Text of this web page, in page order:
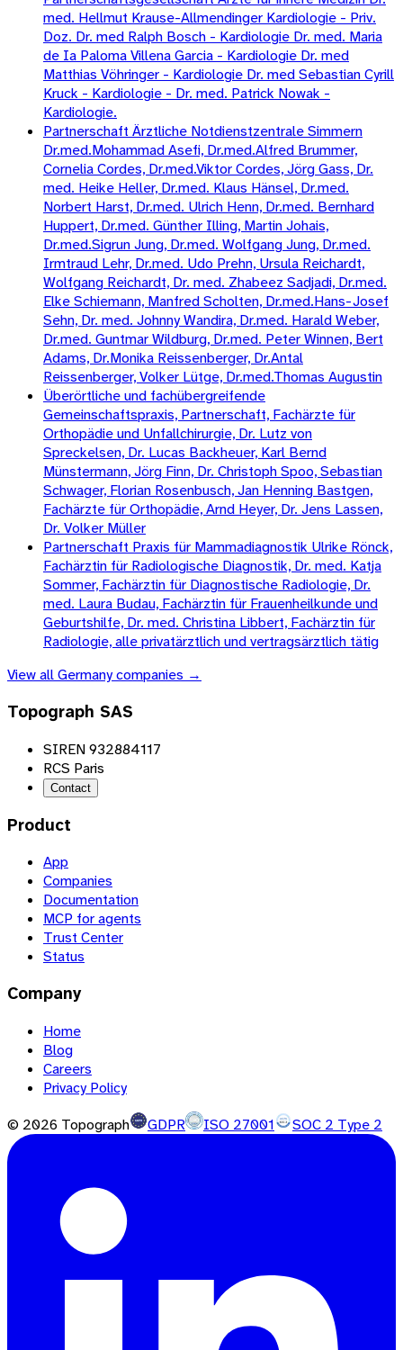
med. Hellmut Krause-Allmendinger Kardiologie - Priv.
Doz. Dr. med Ralph Bosch - Kardiologie Dr. med. Maria
de Ia Paloma Villena Garcia - Kardiologie Dr. med
Matthias Vöhringer - Kardiologie Dr. med Sebastian Cyrill
Kruck - Kardiologie - Dr. med. Patrick Nowak -
Kardiologie.
Partnerschaft Ärztliche Notdienstzentrale Simmern
Dr.med.Mohammad Asefi, Dr.med.Alfred Brummer,
Cornelia Cordes, Dr.med.Viktor Cordes, Jörg Gass, Dr.
med. Heike Heller, Dr.med. Klaus Hänsel, Dr.med.
Norbert Harst, Dr.med. Ulrich Henn, Dr.med. Bernhard
Huppert, Dr.med. Günther Illing, Martin Johais,
Dr.med.Sigrun Jung, Dr.med. Wolfgang Jung, Dr.med.
Irmtraud Lehr, Dr.med. Udo Prehn, Ursula Reichardt,
Wolfgang Reichardt, Dr. med. Zhabeez Sadjadi, Dr.med.
Elke Schiemann, Manfred Scholten, Dr.med.Hans-Josef
Sehn, Dr. med. Johnny Wandira, Dr.med. Harald Weber,
Dr.med. Guntmar Wildburg, Dr.med. Peter Winnen, Bert
Adams, Dr.Monika Reissenberger, Dr.Antal
Reissenberger, Volker Lütge, Dr.med.Thomas Augustin
Überörtliche und fachübergreifende
Gemeinschaftspraxis, Partnerschaft, Fachärzte für
Orthopädie und Unfallchirurgie, Dr. Lutz von
Spreckelsen, Dr. Lucas Backheuer, Karl Bernd
Münstermann, Jörg Finn, Dr. Christoph Spoo, Sebastian
Schwager, Florian Rosenbusch, Jan Henning Bastgen,
Fachärzte für Orthopädie, Arnd Heyer, Dr. Jens Lassen,
Dr. Volker Müller
Partnerschaft Praxis für Mammadiagnostik Ulrike Rönck,
Fachärztin für Radiologische Diagnostik, Dr. med. Katja
Sommer, Fachärztin für Diagnostische Radiologie, Dr.
med. Laura Budau, Fachärztin für Frauenheilkunde und
Geburtshilfe, Dr. med. Christina Libbert, Fachärztin für
Radiologie, alle privatärztlich und vertragsärztlich tätig
View allGermanycompanies →
Topograph SAS
SIREN 932884117
RCS Paris
Contact
Product
App
Companies
Documentation
MCP for agents
Trust Center
Status
Company
Home
Blog
Careers
Privacy Policy
© 2026 Topograph GDPR ISO 27001 SOC 2 Type 2